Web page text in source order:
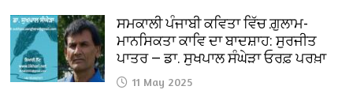
ਸਮਕਾਲੀ ਪੰਜਾਬੀ ਕਵਿਤਾ ਵਿੱਚ ਗ਼ੁਲਾਮ-
ਮਾਨਸਿਕਤਾ ਕਾਵਿ ਦਾ ਬਾਦਸ਼ਾਹ: ਸੁਰਜੀਤ
ਪਾਤਰ — ਡਾ. ਸੁਖਪਾਲ ਸੰਘੇੜਾ ਓਰਫ਼ ਪਰਖ਼ਾ
11 May 2025